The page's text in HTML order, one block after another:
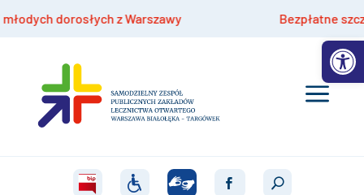
dorosłych z Warszawy Bezpłatne